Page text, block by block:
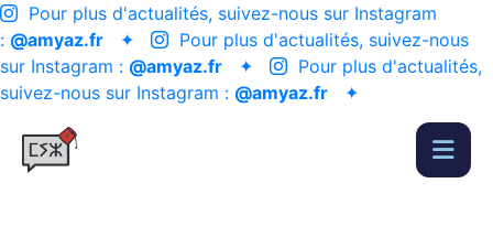
Pour plus d'actualités, suivez-nous sur Instagram
: @amyaz.fr ✦
Pour plus d'actualités, suivez-nous
sur Instagram : @amyaz.fr ✦
Pour plus d'actualités,
suivez-nous sur Instagram : @amyaz.fr ✦